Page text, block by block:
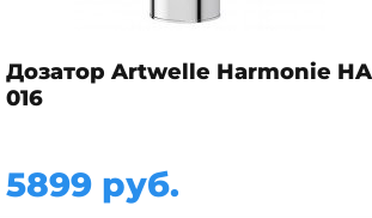
Дозатор Artwelle Harmonie
016
5899 руб.